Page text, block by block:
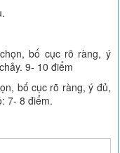
bố cục rõ ràng, ý
9- 10 điểm
bố cục rõ ràng, ý đủ,
7- 8 điểm.